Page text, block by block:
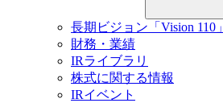
長期ビジョン「Vision 110」
財務・業績
IRライブラリ
株式に関する情報
IRイベント